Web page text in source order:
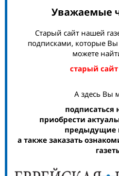
Уважаемые
Старый сайт нашей
подписками, которые
можете
старый сайт
А здесь Вы
подписаться
приобрести
предыдущие
а также заказать